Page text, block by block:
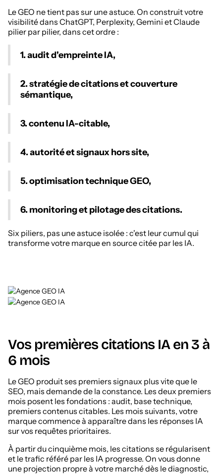
Le GEO ne tient pas sur une astuce. On construit votre
visibilité dans ChatGPT, Perplexity, Gemini et Claude
pilier par pilier, dans cet ordre :
1. audit d'empreinte IA,
2. stratégie de citations et couverture
sémantique,
3. contenu IA-citable,
4. autorité et signaux hors site,
5. optimisation technique GEO,
6. monitoring et pilotage des citations.
Six piliers, pas une astuce isolée : c'est leur cumul qui
transforme votre marque en source citée par les IA.
Vos premières citations IA en 3 à
6 mois
Le GEO produit ses premiers signaux plus vite que le
SEO, mais demande de la constance. Les deux premiers
mois posent les fondations : audit, base technique,
premiers contenus citables. Les mois suivants, votre
marque commence à apparaître dans les réponses IA
sur vos requêtes prioritaires.
À partir du cinquième mois, les citations se régularisent
et le trafic référé par les IA progresse. On vous donne
une projection propre à votre marché dès le diagnostic,